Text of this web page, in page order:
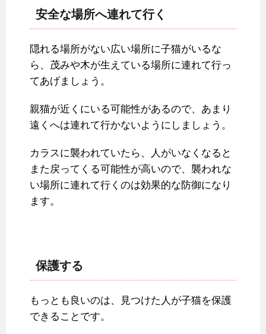
安全な場所へ連れて行く
隠れる場所がない広い場所に子猫がいるな
ら、茂みや木が生えている場所に連れて行っ
てあげましょう。
親猫が近くにいる可能性があるので、あまり
遠くへは連れて行かないようにしましょう。
カラスに襲われていたら、人がいなくなると
また戻ってくる可能性が高いので、襲われな
い場所に連れて行くのは効果的な防御になり
ます。
保護する
もっとも良いのは、見つけた人が子猫を保護
できることです。